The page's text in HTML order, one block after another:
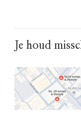
Je houd